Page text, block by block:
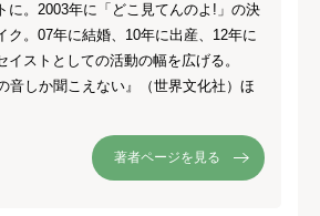
に。2003年に「どこ見てんのよ!」の決
ク。07年に結婚、10年に出産、12年に
イストとしての活動の幅を広げる。
音しか聞こえない』（世界文化社）ほ
著者ページを見る